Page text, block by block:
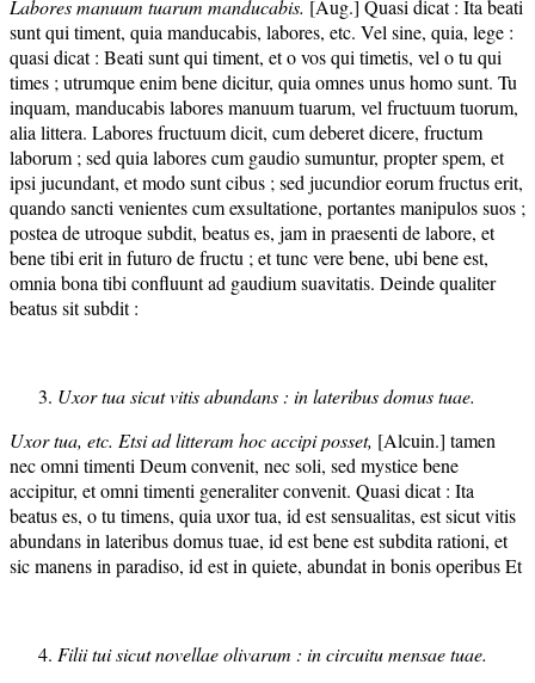
Labores manuum tuarum manducabis. [Aug.] Quasi dicat : Ita beati
sunt qui timent, quia manducabis, labores, etc. Vel sine, quia, lege :
quasi dicat : Beati sunt qui timent, et o vos qui timetis, vel o tu qui
times ; utrumque enim bene dicitur, quia omnes unus homo sunt. Tu
inquam, manducabis labores manuum tuarum, vel fructuum tuorum,
alia littera. Labores fructuum dicit, cum deberet dicere, fructum
laborum ; sed quia labores cum gaudio sumuntur, propter spem, et
ipsi jucundant, et modo sunt cibus ; sed jucundior eorum fructus erit,
quando sancti venientes cum exsultatione, portantes manipulos suos ;
postea de utroque subdit, beatus es, jam in praesenti de labore, et
bene tibi erit in futuro de fructu ; et tunc vere bene, ubi bene est,
omnia bona tibi confluunt ad gaudium suavitatis. Deinde qualiter
beatus sit subdit :
Uxor tua sicut vitis abundans : in lateribus domus tuae.
Uxor tua, etc. Etsi ad litteram hoc accipi posset, [Alcuin.] tamen
nec omni timenti Deum convenit, nec soli, sed mystice bene
accipitur, et omni timenti generaliter convenit. Quasi dicat : Ita
beatus es, o tu timens, quia uxor tua, id est sensualitas, est sicut vitis
abundans in lateribus domus tuae, id est bene est subdita rationi, et
sic manens in paradiso, id est in quiete, abundat in bonis operibus Et
Filii tui sicut novellae olivarum : in circuitu mensae tuae.